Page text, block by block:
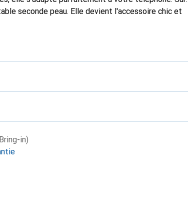
seconde peau. Elle devient l'accessoire chic et
in)